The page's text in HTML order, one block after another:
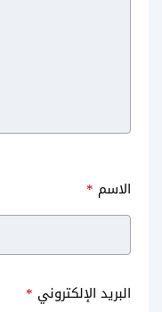
الاسم *
البريد الإلكتروني *